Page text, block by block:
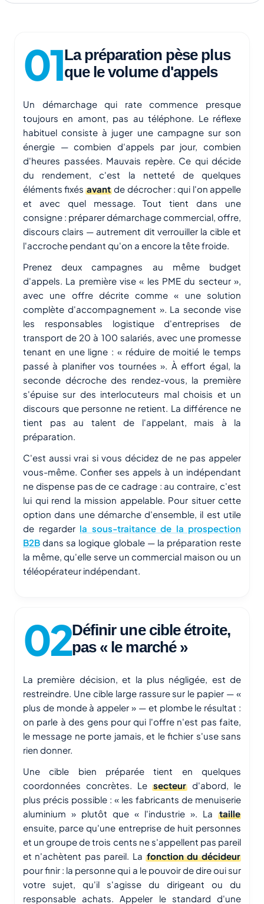
La préparation pèse plus
que le volume d'appels
Un démarchage qui rate commence presque
toujours en amont, pas au téléphone. Le réflexe
habituel consiste à juger une campagne sur son
énergie — combien d'appels par jour, combien
d'heures passées. Mauvais repère. Ce qui décide
du rendement, c'est la netteté de quelques
éléments fixésavantde décrocher : qui l'on appelle
et avec quel message. Tout tient dans une
consigne : préparer démarchage commercial, offre,
discours clairs — autrement dit verrouiller la cible et
l'accroche pendant qu'on a encore la tête froide.
Prenez deux campagnes au même budget
d'appels. La première vise « les PME du secteur »,
avec une offre décrite comme « une solution
complète d'accompagnement ». La seconde vise
les responsables logistique d'entreprises de
transport de 20 à 100 salariés, avec une promesse
tenant en une ligne : « réduire de moitié le temps
passé à planifier vos tournées ». À effort égal, la
seconde décroche des rendez-vous, la première
s'épuise sur des interlocuteurs mal choisis et un
discours que personne ne retient. La différence ne
tient pas au talent de l'appelant, mais à la
préparation.
C'est aussi vrai si vous décidez de ne pas appeler
vous-même. Confier ses appels à un indépendant
ne dispense pas de ce cadrage : au contraire, c'est
lui qui rend la mission appelable. Pour situer cette
option dans une démarche d'ensemble, il est utile
de regarder la sous-traitance de la prospection
B2B dans sa logique globale — la préparation reste
la même, qu'elle serve un commercial maison ou un
téléopérateur indépendant.
Définir une cible étroite,
pas « le marché »
La première décision, et la plus négligée, est de
restreindre. Une cible large rassure sur le papier — «
plus de monde à appeler » — et plombe le résultat :
on parle à des gens pour qui l'offre n'est pas faite,
le message ne porte jamais, et le fichier s'use sans
rien donner.
Une cible bien préparée tient en quelques
coordonnées concrètes. Lesecteurd'abord, le
plus précis possible : « les fabricants de menuiserie
aluminium » plutôt que « l'industrie ». La taille
ensuite, parce qu'une entreprise de huit personnes
et un groupe de trois cents ne s'appellent pas pareil
et n'achètent pas pareil. Lafonction du décideur
pour finir : la personne qui a le pouvoir de dire oui sur
votre sujet, qu'il s'agisse du dirigeant ou du
responsable achats. Appeler le standard d'une